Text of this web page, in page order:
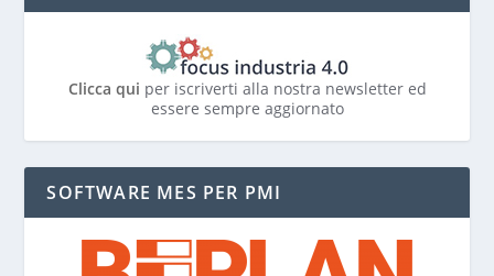
Clicca qui per iscriverti alla nostra newsletter ed
essere sempre aggiornato
SOFTWARE MES PER PMI